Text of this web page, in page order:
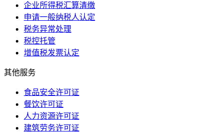
企业所得税汇算清缴
申请一般纳税人认定
税务异常处理
税控托管
增值税发票认定
其他服务
食品安全许可证
餐饮许可证
人力资源许可证
建筑劳务许可证